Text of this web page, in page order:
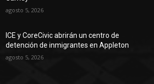
agosto 5, 2026
ICE y CoreCivic abrirán un centro de
detención de inmigrantes en Appleton
agosto 5, 2026